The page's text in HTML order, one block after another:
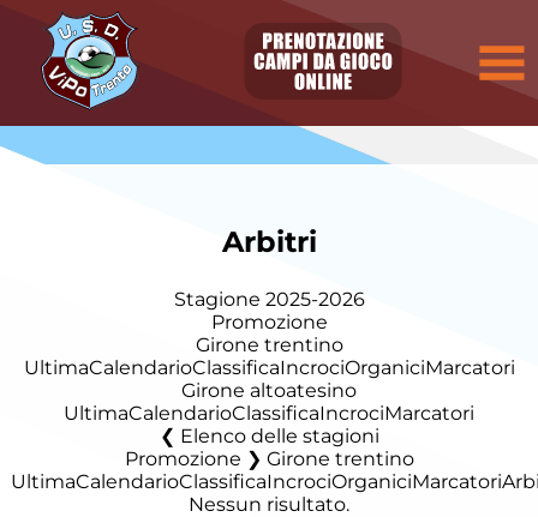
Arbitri
Stagione 2025-2026
Promozione
Girone trentino
UltimaCalendarioClassificaIncrociOrganiciMarcatori
Girone altoatesino
UltimaCalendarioClassificaIncrociMarcatori
Elenco delle stagioni
Promozione ❯ Girone trentino
UltimaCalendarioClassificaIncrociOrganiciMarcatori
Nessun risultato.